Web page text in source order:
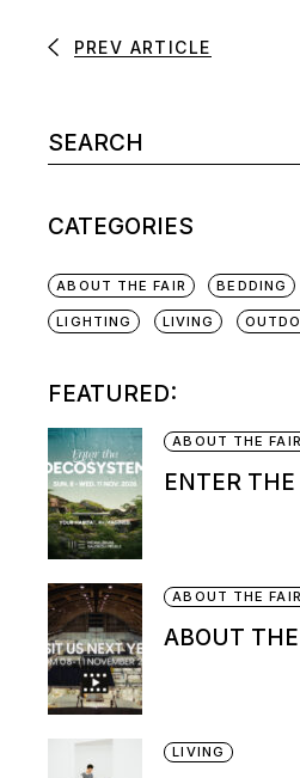
PREV ARTICLE
CATEGORIES
ABOUT THE FAIR BEDDING
LIGHTING LIVING
FEATURED:
ABOUT THE FAIR
ENTER
ABOUT THE FAIR
ABOUT
LIVING